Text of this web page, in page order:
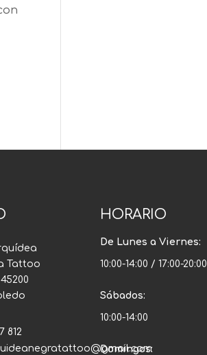
Tattoo
812
HORARIO
De Lunes a Viernes:
10:00-14:00 / 17:00-20:00
Sábados:
10:00-14:00
Domingos: